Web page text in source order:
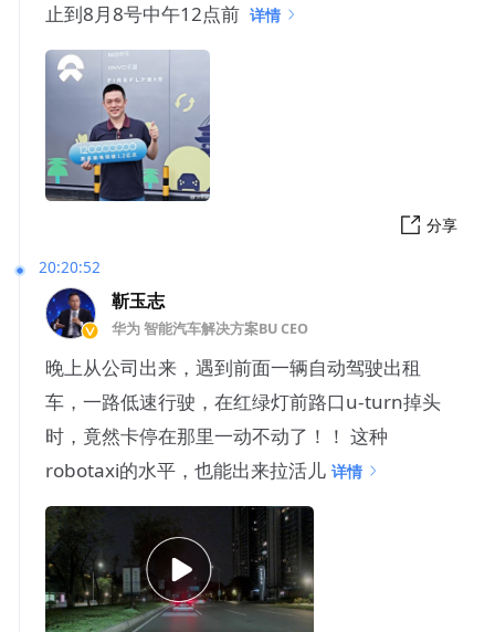
止到8月8号中午12点前 ​​ 详情
分享
20:20:52
靳玉志
华为 智能汽车解决方案BU CEO
晚上从公司出来，遇到前面一辆自动驾驶出租
车，一路低速行驶，在红绿灯前路口u-turn掉头
时，竟然卡停在那里一动不动了！！ 这种
robotaxi的水平，也能出来拉活儿 详情